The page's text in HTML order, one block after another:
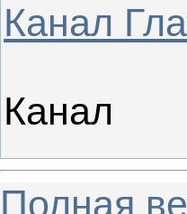
Канал
Канал
Полная